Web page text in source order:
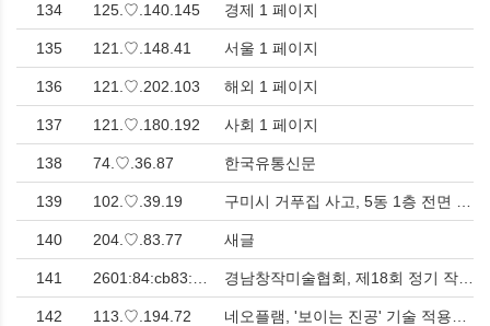
134 125.♡.140.145 경제 1 페이지
135 121.♡.148.41 서울 1 페이지
136 121.♡.202.103 해외 1 페이지
137 121.♡.180.192 사회 1 페이지
138 74.♡.36.87 한국유통신문
139 102.♡.39.19
140 204.♡.83.77 새글
141
142 113.♡.194.72